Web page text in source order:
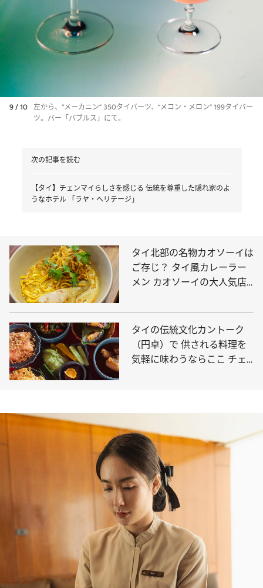
9 / 10
左から、“メーカニン” 350タイバーツ、“メコン・メロン” 199タイバー
ツ。バー「バブルス」にて。
次の記事を読む
【タイ】チェンマイらしさを感じる 伝統を尊重した隠れ家のよ
うなホテル 「ラヤ・ヘリテージ」
タイ北部の名物カオソーイは
ご存じ？ タイ風カレーラー
メン カオソーイの大人気店
タイの伝統文化カントーク
（円卓）で 供される料理を
気軽に味わうならここ チェ